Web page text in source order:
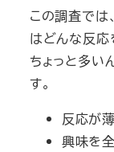
この調査では
はどんな反応
ちょっと多い
す。
反応が
興味を